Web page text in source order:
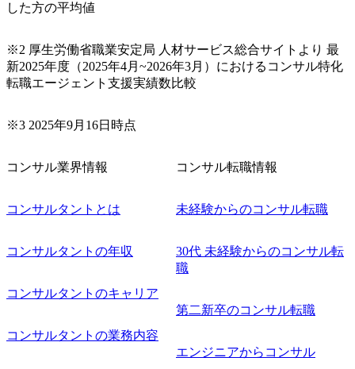
した方の平均値
※2 厚生労働省職業安定局 人材サービス総合サイトより 最
新2025年度（2025年4月~2026年3月）におけるコンサル特化
転職エージェント支援実績数比較
※3 2025年9月16日時点
コンサル業界情報
コンサルタントとは
コンサルタントの年収
コンサルタントのキャリア
コンサルタントの業務内容
コンサル転職情報
未経験からのコンサル転職
30代 未経験からのコンサル転
職
第二新卒のコンサル転職
エンジニアからコンサル